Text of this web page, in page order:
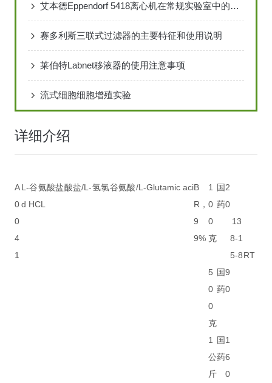
艾本德Eppendorf 5418离心机在常规实验室中的标准化操作流程
赛多利斯三联式过滤器的主要特征和使用说明
莱伯特Labnet移液器的使用注意事项
流式细胞细胞增殖实验
详细介绍
A
0
0
4
1
L-谷氨酸盐酸盐/L-氢氯谷氨酸/L-Glutamic aci
d HCL
B
R，
9
9%
1
0
0
克
国
药
2
0
13
8-1
5-8RT
5
0
0
克
国
药
9
0
1
公
斤
国
药
1
6
0